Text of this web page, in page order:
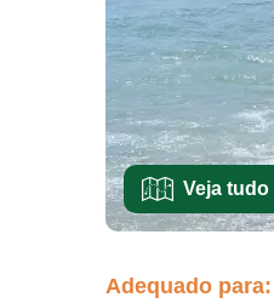
Veja
Adequado para: